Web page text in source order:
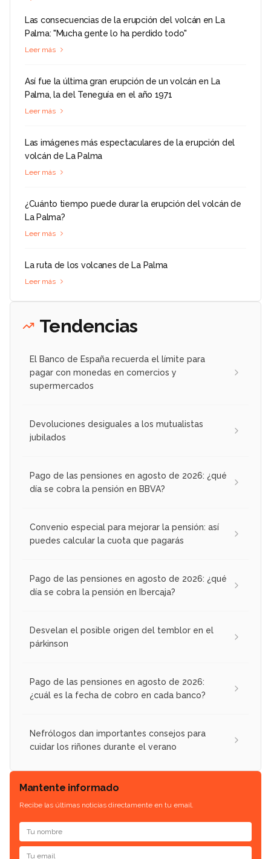
Las consecuencias de la erupción del volcán en La
Palma: "Mucha gente lo ha perdido todo"
Leer más
Así fue la última gran erupción de un volcán en La
Palma, la del Teneguía en el año 1971
Leer más
Las imágenes más espectaculares de la erupción del
volcán de La Palma
Leer más
¿Cuánto tiempo puede durar la erupción del volcán de
La Palma?
Leer más
La ruta de los volcanes de La Palma
Leer más
Tendencias
El Banco de España recuerda el límite para
pagar con monedas en comercios y
supermercados
Devoluciones desiguales a los mutualistas
jubilados
Pago de las pensiones en agosto de 2026: ¿qué
día se cobra la pensión en BBVA?
Convenio especial para mejorar la pensión: así
puedes calcular la cuota que pagarás
Pago de las pensiones en agosto de 2026: ¿qué
día se cobra la pensión en Ibercaja?
Desvelan el posible origen del temblor en el
párkinson
Pago de las pensiones en agosto de 2026:
¿cuál es la fecha de cobro en cada banco?
Nefrólogos dan importantes consejos para
cuidar los riñones durante el verano
Mantente informado
Recibe las últimas noticias directamente en tu email.